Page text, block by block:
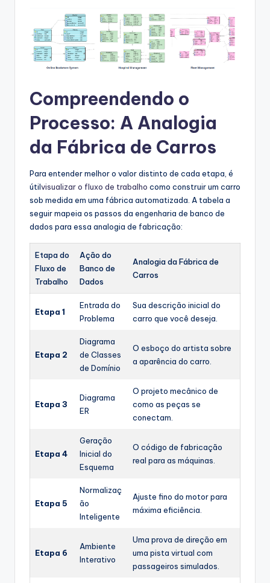
Compreendendo o
Processo: A Analogia
da Fábrica de Carros
Para entender melhor o valor distinto de cada etapa, é
útilvisualizar o fluxo de trabalho como construir um carro
sob medida em uma fábrica automatizada. A tabela a
seguir mapeia os passos da engenharia de banco de
dados para essa analogia de fabricação:
Etapa do
Fluxo de
Trabalho
Ação do
Banco de
Dados
Analogia da Fábrica de
Carros
Etapa 1
Entrada do
Problema
Sua descrição inicial do
carro que você deseja.
Etapa 2
Diagrama
de Classes
de Domínio
O esboço do artista sobre
a aparência do carro.
Etapa 3
Diagrama
ER
O projeto mecânico de
como as peças se
conectam.
Etapa 4
Geração
Inicial do
Esquema
O código de fabricação
real para as máquinas.
Etapa 5
Normalizaç
ão
Inteligente
Ajuste fino do motor para
máxima eficiência.
Etapa 6
Ambiente
Interativo
Uma prova de direção em
uma pista virtual com
passageiros simulados.